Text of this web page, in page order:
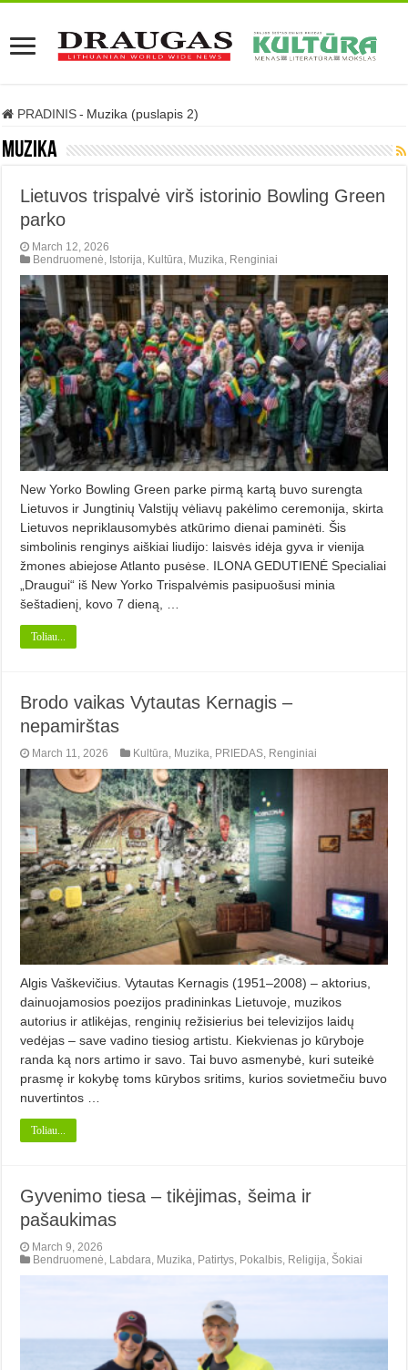
PRADINIS - Muzika (puslapis 2)
Muzika
Lietuvos trispalvė virš istorinio Bowling Green
parko
March 12, 2026
Bendruomenė, Istorija, Kultūra, Muzika, Renginiai
New Yorko Bowling Green parke pirmą kartą buvo surengta
Lietuvos ir Jungtinių Valstijų vėliavų pakėlimo ceremonija, skirta
Lietuvos nepriklausomybės atkūrimo dienai paminėti. Šis
simbolinis renginys aiškiai liudijo: laisvės idėja gyva ir vienija
žmones abiejose Atlanto pusėse. ILONA GEDUTIENĖ Specialiai
„Draugui“ iš New Yorko Trispalvėmis pasipuošusi minia
šeštadienį, kovo 7 dieną, …
Toliau...
Brodo vaikas Vytautas Kernagis –
nepamirštas
March 11, 2026 Kultūra Muzika PRIEDAS Renginiai
Algis Vaškevičius. Vytautas Kernagis (1951–2008) – aktorius,
dainuojamosios poezijos pradininkas Lietuvoje, muzikos
autorius ir atlikėjas, renginių režisierius bei televizijos laidų
vedėjas – save vadino tiesiog artistu. Kiekvienas jo kūryboje
randa ką nors artimo ir savo. Tai buvo asmenybė, kuri suteikė
prasmę ir kokybę toms kūrybos sritims, kurios sovietmečiu buvo
nuvertintos …
Toliau...
Gyvenimo tiesa – tikėjimas, šeima ir
pašaukimas
March 9, 2026
Bendruomenė Labdara Muzika Patirtys Pokalbis Religija Šokiai